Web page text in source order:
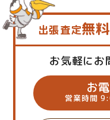
出張査定無料
お気軽にお
お
営業時間